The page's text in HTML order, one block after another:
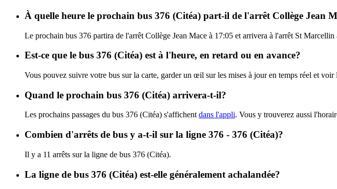
À quelle heure le prochain bus 376 (Citéa) part-il de l'arrêt Collège Jean
Le prochain bus 376 partira de l'arrêt Collège Jean Mace à 17:05 et arrivera à l'arrêt St
Est-ce que le bus 376 (Citéa) est à l'heure, en retard ou en avance?
Vous pouvez suivre votre bus sur la carte, garder un œil sur les mises à jour en temps réel et
Quand le prochain bus 376 (Citéa) arrivera-t-il?
Les prochains passages du bus 376 (Citéa) s'affichent dans l'appli. Vous y trouverez aussi
Combien d'arrêts de bus y a-t-il sur la ligne 376 - 376 (Citéa)?
Il y a 11 arrêts sur la ligne de bus 376 (Citéa).
La ligne de bus 376 (Citéa) est-elle généralement achalandée?